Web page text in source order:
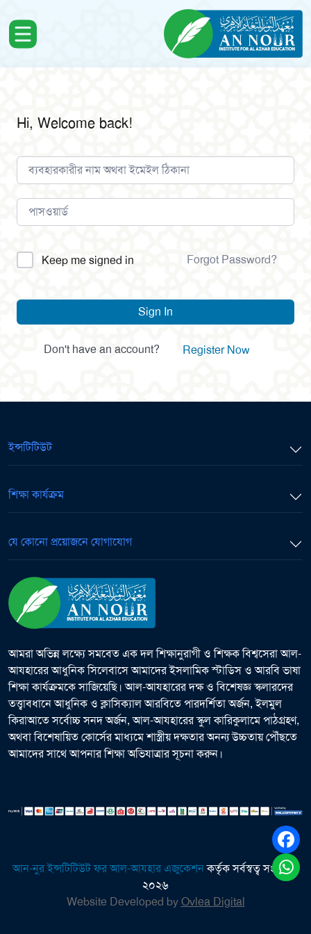
Hi, Welcome back!
Alternative:
Keep me signed in Forgot Password?
Sign In
Don't have an account? Register Now
ইন্সটিটিউট
শিক্ষা কার্যক্রম
যে কোনো প্রয়োজনে যোগাযোগ
আমরা অভিন্ন লক্ষ্যে সমবেত এক দল শিক্ষানুরাগী ও শিক্ষক বিশ্বসেরা আল-
আযহারের আধুনিক সিলেবাসে আমাদের ইসলামিক স্টাডিস ও আরবি ভাষা
শিক্ষা কার্যক্রমকে সাজিয়েছি। আল-আযহারের দক্ষ ও বিশেষজ্ঞ স্কলারদের
তত্ত্বাবধানে আধুনিক ও ক্লাসিক্যাল আরবিতে পারদর্শিতা অর্জন, ইলমুল
কিরাআতে সর্বোচ্চ সনদ অর্জন, আল-আযহারের স্কুল কারিকুলামে পাঠগ্রহণ,
অথবা বিশেষায়িত কোর্সের মাধ্যমে শাস্ত্রীয় দক্ষতার অনন্য উচ্চতায় পৌঁছতে
আমাদের সাথে আপনার শিক্ষা অভিযাত্রার সূচনা করুন।
আন-নুর ইন্সটিটিউট ফর আল-আযহার এজুকেশনকর্তৃক সর্বস্বত্ব সংরক্ষিত
২০২৬
Website Developed byOvlea Digital